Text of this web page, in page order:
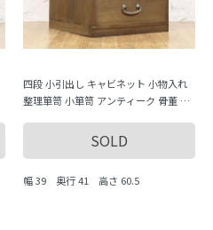
四段 小引出し キャビネット 小物入れ
整理箪笥 小箪笥 アンティーク 骨董 日
SOLD
幅 39 奥行 41 高さ 60.5